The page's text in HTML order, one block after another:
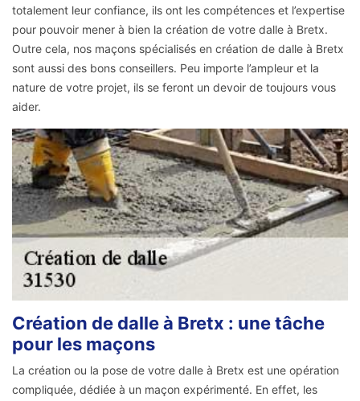
totalement leur confiance, ils ont les compétences et l’expertise
pour pouvoir mener à bien la création de votre dalle à Bretx.
Outre cela, nos maçons spécialisés en création de dalle à Bretx
sont aussi des bons conseillers. Peu importe l’ampleur et la
nature de votre projet, ils se feront un devoir de toujours vous
aider.
Création de dalle à Bretx : une tâche
pour les maçons
La création ou la pose de votre dalle à Bretx est une opération
compliquée, dédiée à un maçon expérimenté. En effet, les